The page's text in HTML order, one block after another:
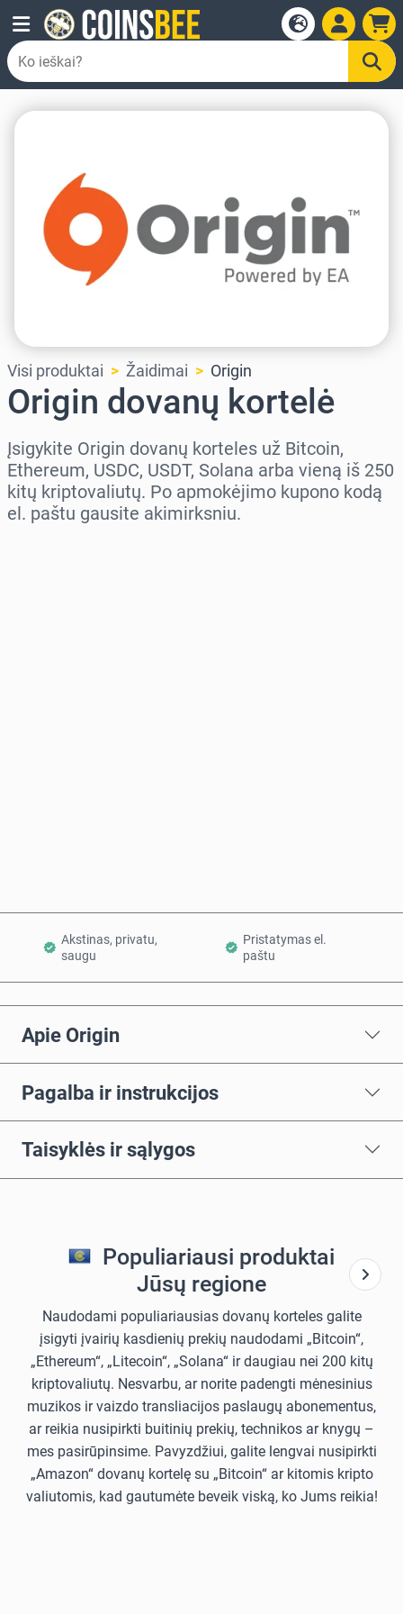
Visi produktai Žaidimai Origin
Origin dovanų kortelė
Įsigykite Origin dovanų korteles už Bitcoin,
Ethereum, USDC, USDT, Solana arba vieną iš 250
kitų kriptovaliutų. Po apmokėjimo kupono kodą
el. paštu gausite akimirksniu.
Akstinas, privatu,
saugu
Pristatymas el.
paštu
Apie Origin
Pagalba ir instrukcijos
Taisyklės ir sąlygos
Populiariausi produktai
Jūsų regione
Naudodami populiariausias dovanų korteles galite
įsigyti įvairių kasdienių prekių naudodami „Bitcoin“,
„Ethereum“, „Litecoin“, „Solana“ ir daugiau nei 200 kitų
kriptovaliutų. Nesvarbu, ar norite padengti mėnesinius
muzikos ir vaizdo transliacijos paslaugų abonementus,
ar reikia nusipirkti buitinių prekių, technikos ar knygų –
mes pasirūpinsime. Pavyzdžiui, galite lengvai nusipirkti
„Amazon“ dovanų kortelę su „Bitcoin“ ar kitomis kripto
valiutomis, kad gautumėte beveik viską, ko Jums reikia!